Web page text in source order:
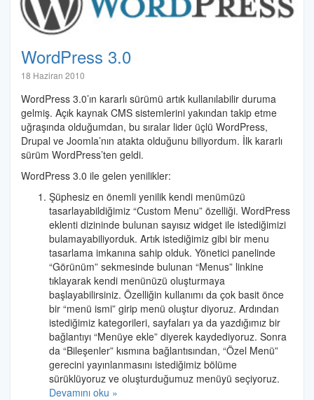
WordPress 3.0
18 Haziran 2010
Özdemir
WordPress 3.0’ın kararlı sürümü artık kullanılabilir duruma
gelmiş. Açık kaynak CMS sistemlerini yakından takip etme
uğraşında olduğumdan, bu sıralar lider üçlü WordPress,
Drupal ve Joomla’nın atakta olduğunu biliyordum. İlk kararlı
sürüm WordPress’ten geldi.
WordPress 3.0 ile gelen yenilikler:
Şüphesiz en önemli yenilik kendi menümüzü
tasarlayabildiğimiz “Custom Menu” özelliği. WordPress
eklenti dizininde bulunan sayısız widget ile istediğimizi
bulamayabiliyorduk. Artık istediğimiz gibi bir menu
tasarlama imkanına sahip olduk. Yönetici panelinde
“Görünüm” sekmesinde bulunan “Menus” linkine
tıklayarak kendi menünüzü oluşturmaya
başlayabilirsiniz. Özelliğin kullanımı da çok basit önce
bir “menü ismi” girip menü oluştur diyoruz. Ardından
istediğimiz kategorileri, sayfaları ya da yazdığımız bir
bağlantıyı “Menüye ekle” diyerek kaydediyoruz. Sonra
da “Bileşenler” kısmına bağlantısından, “Özel Menü”
gerecini yayınlanmasını istediğimiz bölüme
sürüklüyoruz ve oluşturduğumuz menüyü seçiyoruz.
Devamını oku »